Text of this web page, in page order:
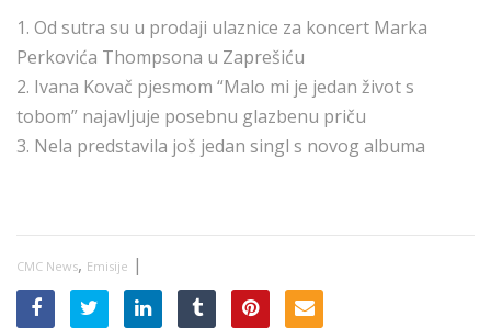
1. Od sutra su u prodaji ulaznice za koncert Marka
Perkovića Thompsona u Zaprešiću
2. Ivana Kovač pjesmom “Malo mi je jedan život s
tobom” najavljuje posebnu glazbenu priču
3. Nela predstavila još jedan singl s novog albuma
CMC News, Emisije |